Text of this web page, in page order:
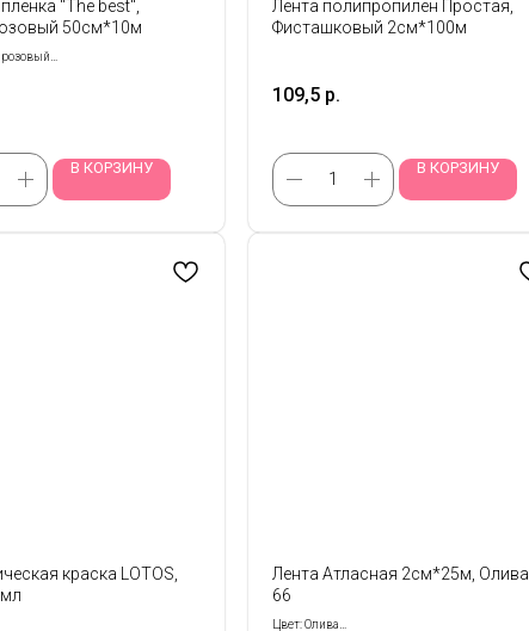
"The best",
50см*10м
В КОРЗИНУ
Лента полипропилен Простая,
Фисташковый 2см*100м
109,5 р.
В КОРЗИНУ
краска LOTOS,
Лента Атласная 2см*25м, Олива
66
Цвет: Олива